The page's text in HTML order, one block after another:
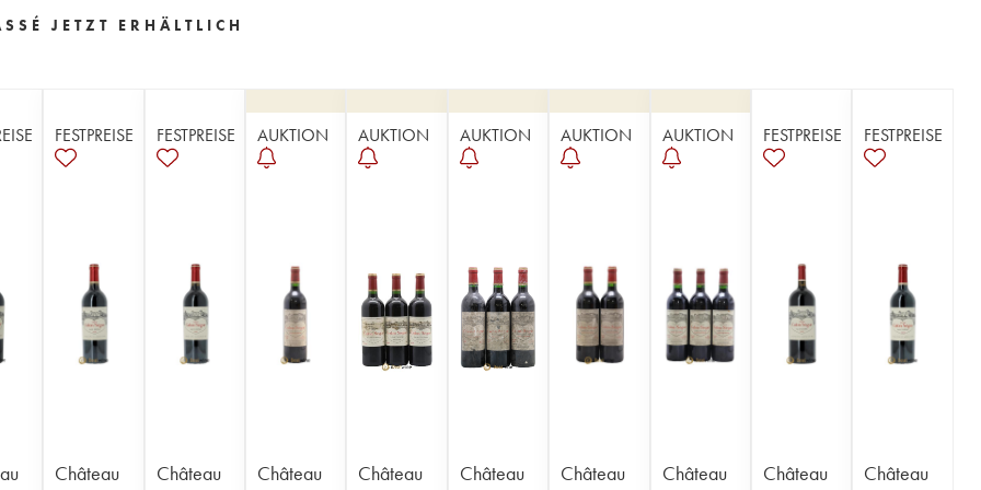
JETZT ERHÄLTLICH
FESTPREISE
Château
FESTPREISE
Château
AUKTION
Château
AUKTION
Château
AUKTION
Château
AUKTION
Château
AUKTION
Château
FESTPREISE
Château
FESTPREISE
Château